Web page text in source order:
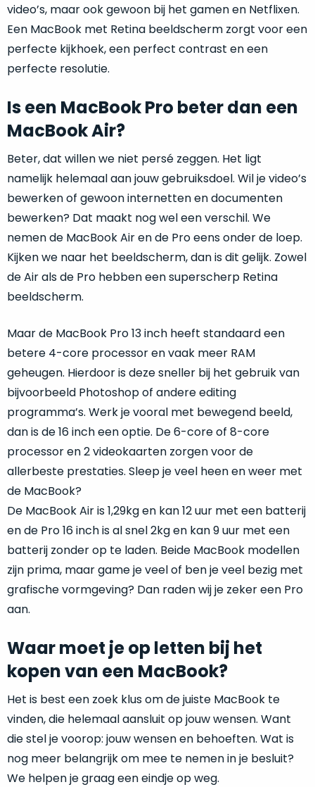
video’s, maar ook gewoon bij het gamen en Netflixen.
Een MacBook met Retina beeldscherm zorgt voor een
perfecte kijkhoek, een perfect contrast en een
perfecte resolutie.
Is een MacBook Pro beter dan een
MacBook Air?
Beter, dat willen we niet persé zeggen. Het ligt
namelijk helemaal aan jouw gebruiksdoel. Wil je video’s
bewerken of gewoon internetten en documenten
bewerken? Dat maakt nog wel een verschil. We
nemen de MacBook Air en de Pro eens onder de loep.
Kijken we naar het beeldscherm, dan is dit gelijk. Zowel
de Air als de Pro hebben een superscherp Retina
beeldscherm.
Maar de MacBook Pro 13 inch heeft standaard een
betere 4-core processor en vaak meer RAM
geheugen. Hierdoor is deze sneller bij het gebruik van
bijvoorbeeld Photoshop of andere editing
programma’s. Werk je vooral met bewegend beeld,
dan is de 16 inch een optie. De 6-core of 8-core
processor en 2 videokaarten zorgen voor de
allerbeste prestaties. Sleep je veel heen en weer met
de MacBook?
De MacBook Air is 1,29kg en kan 12 uur met een batterij
en de Pro 16 inch is al snel 2kg en kan 9 uur met een
batterij zonder op te laden. Beide MacBook modellen
zijn prima, maar game je veel of ben je veel bezig met
grafische vormgeving? Dan raden wij je zeker een Pro
aan.
Waar moet je op letten bij het
kopen van een MacBook?
Het is best een zoek klus om de juiste MacBook te
vinden, die helemaal aansluit op jouw wensen. Want
die stel je voorop: jouw wensen en behoeften. Wat is
nog meer belangrijk om mee te nemen in je besluit?
We helpen je graag een eindje op weg.
voor
een
bijzonder
scherpe